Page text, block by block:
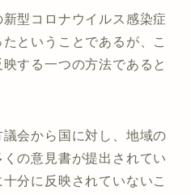
型コロナウイルス感染症
ということであるが、こ
する一つの方法であると
会から国に対し、地域の
の意見書が提出されてい
分に反映されていないこ